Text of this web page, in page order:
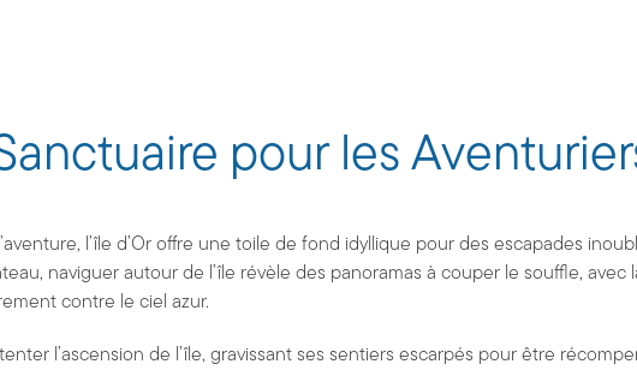
Sanctuaire pour les
l’île d’Or offre une toile de fond idyllique pour des escapades
naviguer autour de l’île révèle des panoramas à couper le souffle, avec
contre le ciel azur.
l’ascension de l’île, gravissant ses sentiers escarpés pour être